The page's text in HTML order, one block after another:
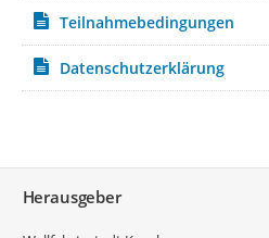
Teilnahmebedingungen
Datenschutzerklärung
Herausgeber